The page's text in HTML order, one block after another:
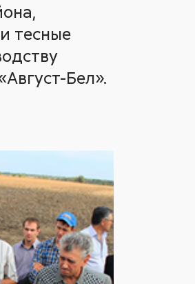
тесные
Бел».